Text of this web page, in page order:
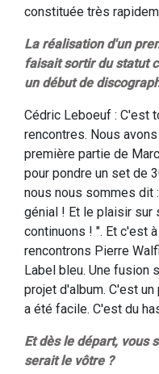
constituée très
La réalisation d'un
faisait sortir du statut
un début de
Cédric Leboeuf : C'est
rencontres. Nous
première partie de
pour pondre un set de
nous nous sommes dit
génial ! Et le plaisir sur
continuons ! ". Et c'est
rencontrons Pierre
Label bleu. Une fusion
projet d'album. C'est
a été facile. C'est du
Et dès le départ, vous
serait le vôtre ?